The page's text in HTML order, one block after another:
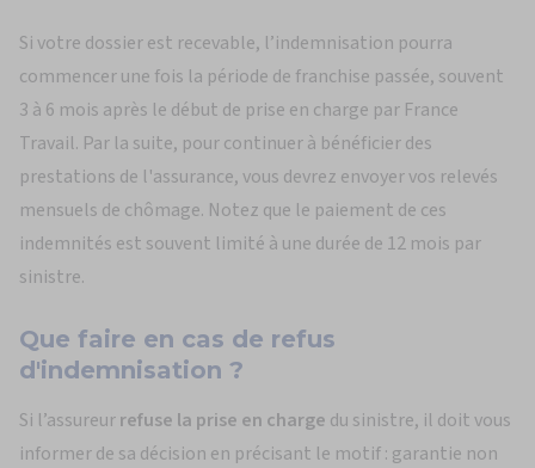
Si votre dossier est recevable, l’indemnisation pourra
commencer une fois la période de franchise passée, souvent
3 à 6 mois après le début de prise en charge par France
Travail. Par la suite, pour continuer à bénéficier des
prestations de l'assurance, vous devrez envoyer vos relevés
mensuels de chômage. Notez que le paiement de ces
indemnités est souvent limité à une durée de 12 mois par
sinistre.
Que faire en cas de refus
d'indemnisation ?
Si l’assureurrefuse la prise en charge du sinistre, il doit vous
informer de sa décision en précisant le motif : garantie non